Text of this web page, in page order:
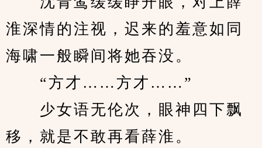
淮深情的注视，迟来的羞意如同
海啸一般瞬间将她吞没。
“方才……方才……”
少女语无伦次，眼神四下飘
移，就是不敢再看薛淮。